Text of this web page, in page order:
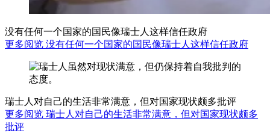
没有任何一个国家的国民像瑞士人这样信任政府
更多阅览 没有任何一个国家的国民像瑞士人这样信任政府
瑞士人对自己的生活非常满意，但对国家现状颇多批评
更多阅览 瑞士人对自己的生活非常满意，但对国家现状颇多
批评